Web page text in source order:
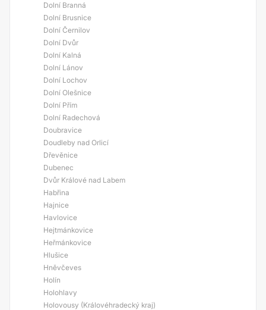
Dolní Branná
Dolní Brusnice
Dolní Černilov
Dolní Dvůr
Dolní Kalná
Dolní Lánov
Dolní Lochov
Dolní Olešnice
Dolní Přím
Dolní Radechová
Doubravice
Doudleby nad Orlicí
Dřevěnice
Dubenec
Dvůr Králové nad Labem
Habřina
Hajnice
Havlovice
Hejtmánkovice
Heřmánkovice
Hlušice
Hněvčeves
Holín
Holohlavy
Holovousy (Královéhradecký kraj)